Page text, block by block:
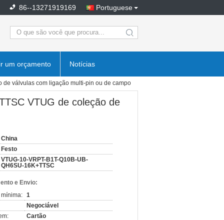
Portuguese
86--13271919169
search
um orçamento Notícias
de válvulas com ligação multi-pin ou de campo
VTUG de coleção de
China
Festo
VTUG-10-VRPT-B1T-Q10B-UB-
QH6SU-16K+TTSC
e Envio:
1
Negociável
Cartão